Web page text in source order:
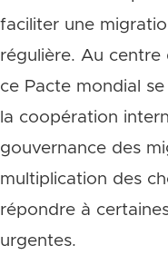
faciliter une
régulière. Au
ce Pacte mondial
la coopération
gouvernance des
multiplication des
répondre à
urgentes.